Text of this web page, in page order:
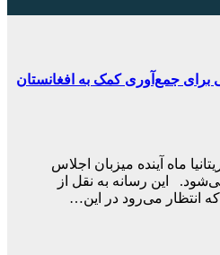
برای جمع‌آوری کمک به افغانستان
ماه آینده میزبان اجلاس
این رسانه به نقل از
انتظار می‌رود در این…